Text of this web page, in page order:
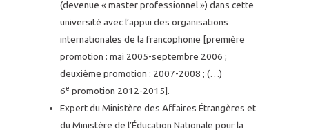
(devenue « master professionnel ») dans cette
université avec l’appui des organisations
internationales de la francophonie [première
promotion : mai 2005-septembre 2006 ;
deuxième promotion : 2007-2008 ; (…)
6e promotion 2012-2015].
Expert du Ministère des Affaires Étrangères et
du Ministère de l’Éducation Nationale pour la